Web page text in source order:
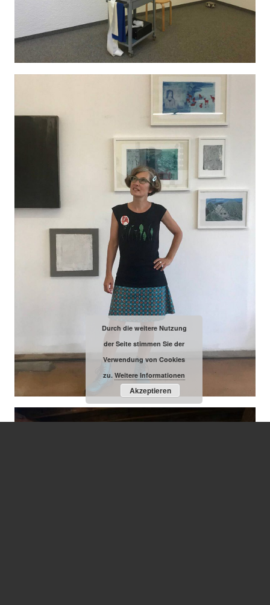
Durch die weitere Nutzung
der Seite stimmen Sie der
Verwendung von Cookies
zu. Weitere Informationen
Akzeptieren